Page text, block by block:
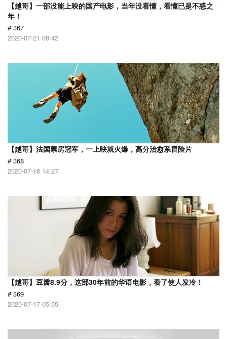
【越哥】一部没能上映的国产电影，当年没看懂，看懂已是不惑之
年！
# 367
2020-07-21 08:42
【越哥】法国票房冠军，一上映就火爆，高分治愈系冒险片
# 368
2020-07-18 14:27
【越哥】豆瓣8.9分，这部30年前的华语电影，看了使人发冷！
# 369
2020-07-17 05:55